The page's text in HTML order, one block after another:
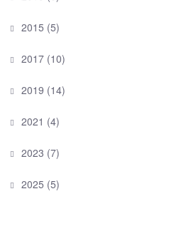
2015 (5)
2017 (10)
2019 (14)
2021 (4)
2023 (7)
2025 (5)